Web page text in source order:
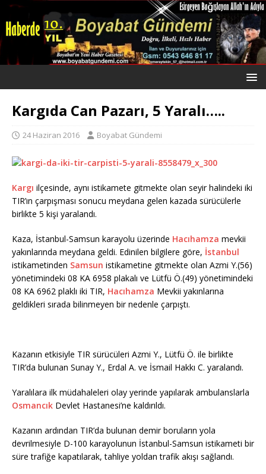
Kargıda Can Pazarı, 5 Yaralı…..
24 Haziran 2016 Boyabat Gündemi
Kargı ilçesinde, aynı istikamete gitmekte olan seyir halindeki iki
TIR’ın çarpışması sonucu meydana gelen kazada sürücülerle
birlikte 5 kişi yaralandı.
Kaza, İstanbul-Samsun karayolu üzerinde Hacıhamza mevkii
yakınlarında meydana geldi. Edinilen bilgilere göre, İstanbul
istikametinden Samsun istikametine gitmekte olan Azmi Y.(56)
yönetimindeki 08 KA 6958 plakalı ve Lütfü Ö.(49) yönetimindeki
08 KA 6962 plaklı iki TIR, Hacıhamza Mevkii yakınlarına
geldikleri sırada bilinmeyen bir nedenle çarpıştı.
Kazanın etkisiyle TIR sürücüleri Azmi Y., Lütfü Ö. ile birlikte
TIR’da bulunan Sunay Y., Erdal A. ve İsmail Hakkı C. yaralandı.
Yaralılara ilk müdahaleleri olay yerinde yapılarak ambulanslarla
Osmancık Devlet Hastanesi’ne kaldırıldı.
Kazanın ardından TIR’da bulunan demir boruların yola
devrilmesiyle D-100 karayolunun İstanbul-Samsun istikameti bir
süre trafiğe kapatılarak, tahliye yoldan trafik akışı sağlandı.